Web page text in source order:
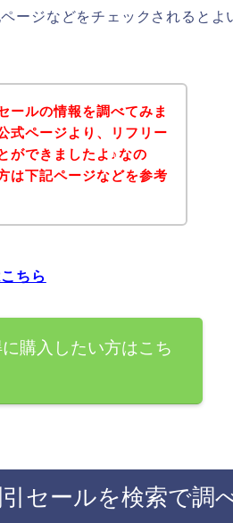
ージなどをチェックされるとよ
ールの情報を調べてみま
式ページより、リフリー
ができましたよ♪なの
は下記ページなどを参考
ちら
購入したい方はこち
セールを検索で調